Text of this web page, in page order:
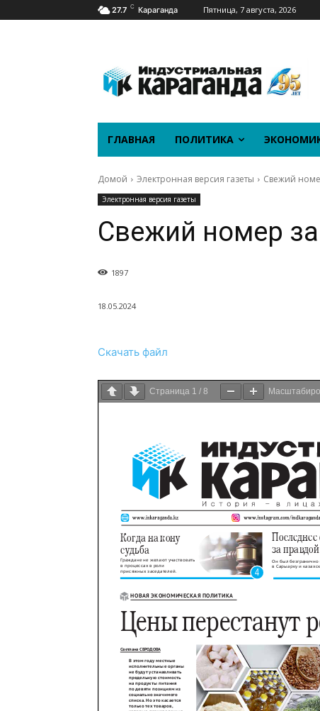
27.7 C Караганда Пятница, 7 августа, 2026
ГЛАВНАЯ ПОЛИТИКА
Домой Электронная версия газеты Свежий
Электронная версия газеты
Свежий номер
1897
18.05.2024
Скачать файл
Страница 1 / 8